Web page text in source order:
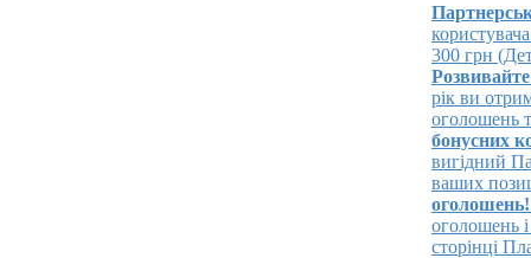
користувача!
300 грн
Розвивайте
рік ви
оголошень та
бонусних
вигідний
ваших
оголошень!
оголошень і
сторінці